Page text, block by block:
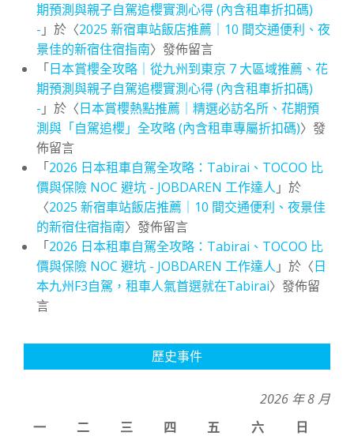
期預測與親子自駕追櫻實測心得 (內含租車折扣碼)
- 」於〈2025 新宿車站飯店推薦｜10 間交通便利、夜
景佳的新宿住宿指南〉發佈留言
「日本賞櫻全攻略｜從九州到東京 7 大區域推薦、花
期預測與親子自駕追櫻實測心得 (內含租車折扣碼)
- 」於〈日本賞櫻熱點推薦｜精選必訪名所、花期預
測與「自駕追櫻」全攻略 (內含租車專屬折扣碼)〉發
佈留言
「2026 日本租車自駕全攻略：Tabirai、TOCOO 比
價與保險 NOC 避坑 - JOBDAREN 工作達人 」於
〈2025 新宿車站飯店推薦｜10 間交通便利、夜景佳
的新宿住宿指南〉發佈留言
「2026 日本租車自駕全攻略：Tabirai、TOCOO 比
價與保險 NOC 避坑 - JOBDAREN 工作達人 」於〈日
本九州F3自駕，租車人氣首選就在Tabirai〉發佈留
言
歷史事件
2026 年 8 月
一
二 三 四 五 六
日